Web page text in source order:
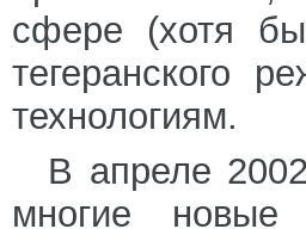
сфере (хотя
тегеранского
технологиям.
В апреле
многие